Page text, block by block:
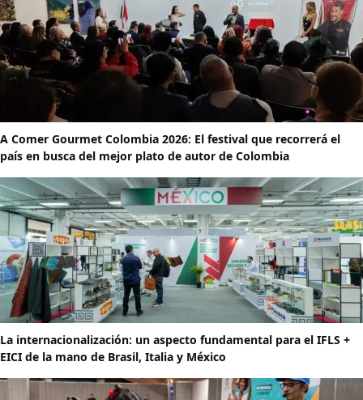
A Comer Gourmet Colombia 2026: El festival que recorrerá el
país en busca del mejor plato de autor de Colombia
La internacionalización: un aspecto fundamental para el IFLS +
EICI de la mano de Brasil, Italia y México